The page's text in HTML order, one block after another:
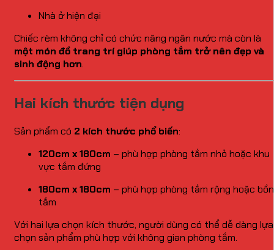
Nhà ở hiện đại
Chiếc rèm không chỉ có chức năng ngăn nước mà còn là
một món đồ trang trí giúp phòng tắm trở nên đẹp và
sinh động hơn.
Hai kích thước tiện dụng
Sản phẩm có 2 kích thước phổ biến:
120cm x 180cm – phù hợp phòng tắm nhỏ hoặc khu
vực tắm đứng
180cm x 180cm – phù hợp phòng tắm rộng hoặc bồn
tắm
Với hai lựa chọn kích thước, người dùng có thể dễ dàng lựa
chọn sản phẩm phù hợp với không gian phòng tắm.